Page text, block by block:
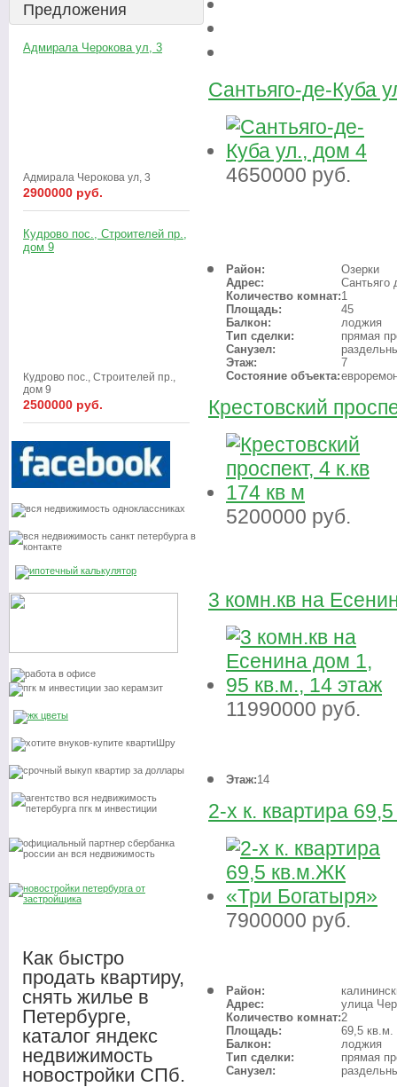
Предложения
Адмирала Черокова ул, 3
Адмирала Черокова ул, 3
2900000 руб.
Кудрово пос., Строителей пр.,
дом 9
Кудрово пос., Строителей пр.,
дом 9
2500000 руб.
Как быстро
продать квартиру,
снять жилье в
Петербурге,
каталог яндекс
недвижимость
новостройки СПб.
Сантьяго-де-Куба
4650000 руб.
Район:
Озерки
Адрес:
Сантьяго
Количество комнат:1
Площадь:
45
Балкон:
лоджия
Тип сделки:
прямая
Санузел:
Этаж:
7
Состояние объекта:
Крестовский
5200000 руб.
3 комн.кв на
11990000 руб.
Этаж:14
2-х к. квартира
7900000 руб.
Район:
Адрес:
улица
Количество комнат:2
Площадь:
69,5 кв.м.
Балкон:
лоджия
Тип сделки:
прямая
Санузел: